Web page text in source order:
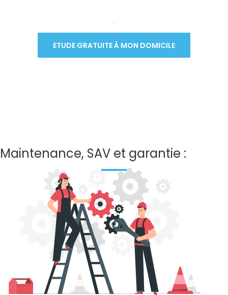
.
ETUDE GRATUITE À MON DOMICILE
Maintenance, SAV et garantie :